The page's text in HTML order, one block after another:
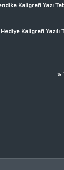
Kaligrafi Yazı
Kaligrafi Yazılı
»